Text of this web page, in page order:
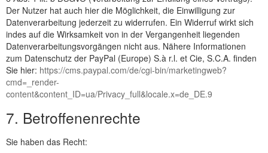
Der Nutzer hat auch hier die Möglichkeit, die Einwilligung zur
Datenverarbeitung jederzeit zu widerrufen. Ein Widerruf wirkt sich
indes auf die Wirksamkeit von in der Vergangenheit liegenden
Datenverarbeitungsvorgängen nicht aus. Nähere Informationen
zum Datenschutz der PayPal (Europe) S.à r.l. et Cie, S.C.A. finden
Sie hier: https://cms.paypal.com/de/cgi-bin/marketingweb?
cmd=_render-
content&content_ID=ua/Privacy_full&locale.x=de_DE.9
7. Betroffenenrechte
Sie haben das Recht: